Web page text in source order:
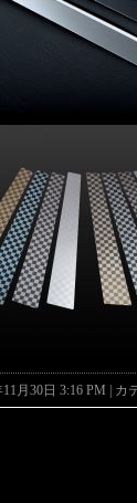
11月30日 3:16 PM | カ